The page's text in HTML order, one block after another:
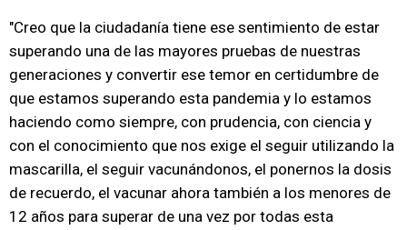
"Creo que la ciudadanía tiene ese sentimiento de estar
superando una de las mayores pruebas de nuestras
generaciones y convertir ese temor en certidumbre de
que estamos superando esta pandemia y lo estamos
haciendo como siempre, con prudencia, con ciencia y
con el conocimiento que nos exige el seguir utilizando la
mascarilla, el seguir vacunándonos, el ponernos la dosis
de recuerdo, el vacunar ahora también a los menores de
12 años para superar de una vez por todas esta